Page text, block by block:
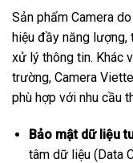
Sản phẩm Camera
hiệu đầy năng
xử lý thông tin. Khác
trường, Camera
phù hợp với nhu cầu
Bảo mật dữ liệu
tâm dữ liệu (Data